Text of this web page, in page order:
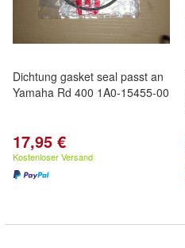
Dichtung gasket seal passt an
Yamaha Rd 400 1A0-15455-00
17,95 €
Kostenloser Versand